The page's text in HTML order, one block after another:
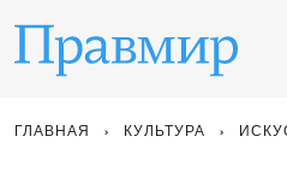
ГЛАВНАЯ КУЛЬТУРА